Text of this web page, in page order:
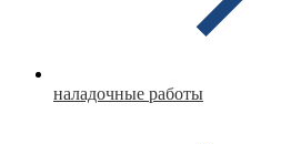
наладочные работы